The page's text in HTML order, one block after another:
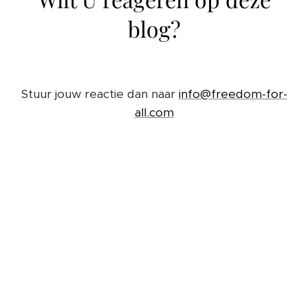
blog?
Stuur jouw reactie dan naar info@freedom-for-
all.com